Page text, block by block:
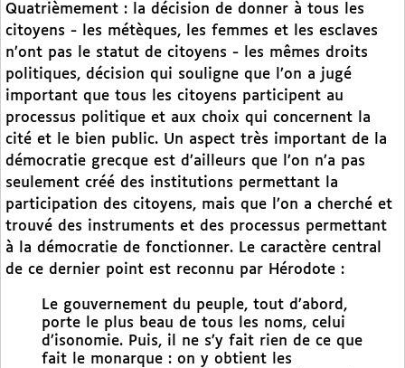
Quatrièmement : la décision de donner à tous les
citoyens - les métèques, les femmes et les esclaves
n’ont pas le statut de citoyens - les mêmes droits
politiques, décision qui souligne que l’on a jugé
important que tous les citoyens participent au
processus politique et aux choix qui concernent la
cité et le bien public. Un aspect très important de la
démocratie grecque est d’ailleurs que l’on n’a pas
seulement créé des institutions permettant la
participation des citoyens, mais que l’on a cherché et
trouvé des instruments et des processus permettant
à la démocratie de fonctionner. Le caractère central
de ce dernier point est reconnu par Hérodote :
Le gouvernement du peuple, tout d’abord,
porte le plus beau de tous les noms, celui
d’isonomie. Puis, il ne s’y fait rien de ce que
fait le monarque : on y obtient les